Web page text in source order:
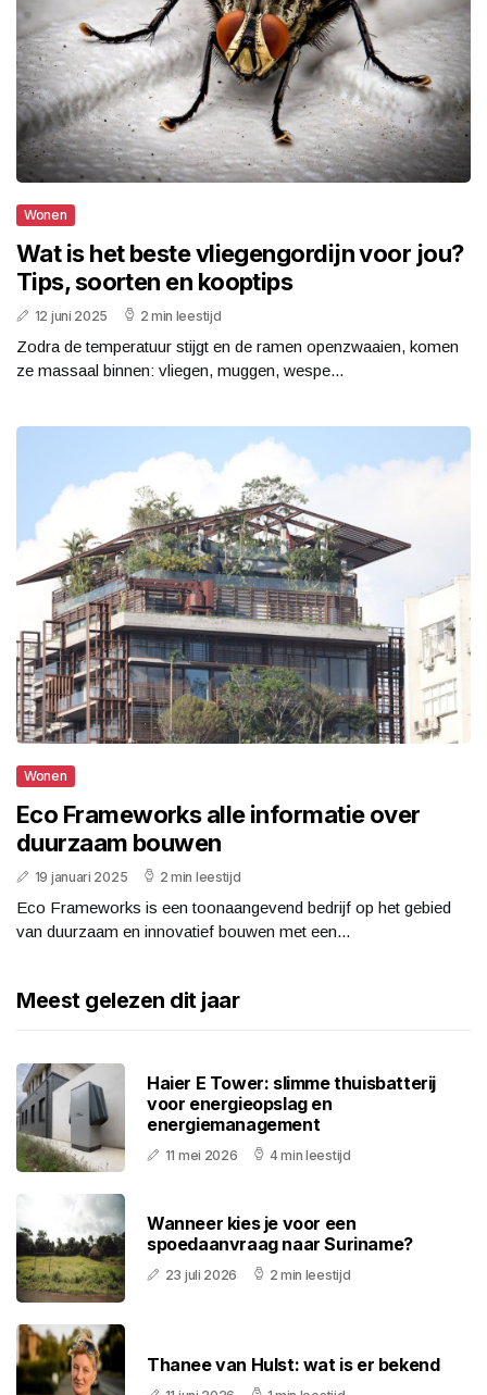
Wonen
Wat is het beste vliegengordijn voor jou?
Tips, soorten en kooptips
12 juni 2025 2 min leestijd
Zodra de temperatuur stijgt en de ramen openzwaaien, komen
ze massaal binnen: vliegen, muggen, wespe...
Wonen
Eco Frameworks alle informatie over
duurzaam bouwen
19 januari 2025 2 min leestijd
Eco Frameworks is een toonaangevend bedrijf op het gebied
van duurzaam en innovatief bouwen met een...
Meest gelezen dit jaar
Haier E Tower: slimme thuisbatterij
voor energieopslag en
energiemanagement
11 mei 2026 4 min leestijd
Wanneer kies je voor een
spoedaanvraag naar Suriname?
23 juli 2026 2 min leestijd
Thanee van Hulst: wat is er bekend